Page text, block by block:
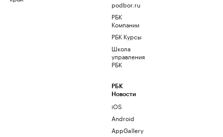
podbor.ru
РБК
Компании
РБК Курсы
Школа
управления
РБК
РБК
Новости
iOS
Android
AppGallery